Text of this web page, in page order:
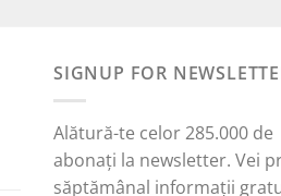
SIGNUP FOR
Alătură-te celor 285.000 de
abonați la newsletter. Vei
săptămânal informații